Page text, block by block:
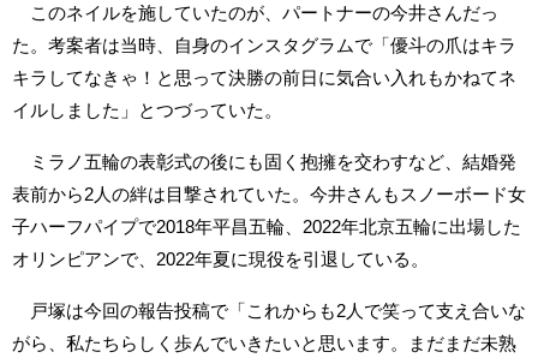
このネイルを施していたのが、パートナーの今井さんだっ
た。考案者は当時、自身のインスタグラムで「優斗の爪はキラ
キラしてなきゃ！と思って決勝の前日に気合い入れもかねてネ
イルしました」とつづっていた。
ミラノ五輪の表彰式の後にも固く抱擁を交わすなど、結婚発
表前から2人の絆は目撃されていた。今井さんもスノーボード女
子ハーフパイプで2018年平昌五輪、2022年北京五輪に出場した
オリンピアンで、2022年夏に現役を引退している。
戸塚は今回の報告投稿で「これからも2人で笑って支え合いな
がら、私たちらしく歩んでいきたいと思います。まだまだ未熟